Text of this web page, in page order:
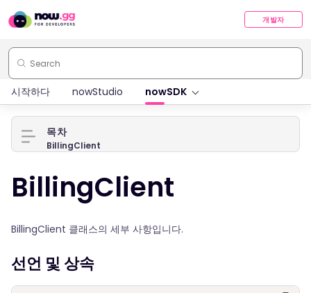
개발자
시작하다 nowStudio nowSDK
BillingClient
BillingClient 클래스의 세부 사항입니다.
선언 및 상속
목차
BillingClient